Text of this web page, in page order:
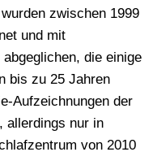
zwischen 1999
und mit
die einige
bis zu 25 Jahren
Aufzeichnungen der
allerdings nur in
von 2010